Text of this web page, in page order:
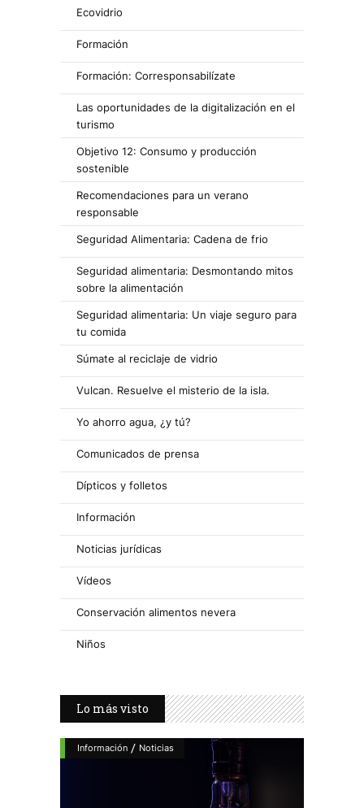
Ecovidrio
Formación
Formación: Corresponsabilízate
Las oportunidades de la digitalización en el
turismo
Objetivo 12: Consumo y producción
sostenible
Recomendaciones para un verano
responsable
Seguridad Alimentaria: Cadena de frio
Seguridad alimentaria: Desmontando mitos
sobre la alimentación
Seguridad alimentaria: Un viaje seguro para
tu comida
Súmate al reciclaje de vidrio
Vulcan. Resuelve el misterio de la isla.
Yo ahorro agua, ¿y tú?
Comunicados de prensa
Dípticos y folletos
Información
Noticias jurídicas
Vídeos
Conservación alimentos nevera
Niños
Lo más visto
Información / Noticias